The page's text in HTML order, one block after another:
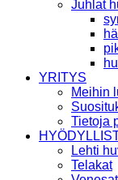
Juhlat
YRITYS
Meihin
Tietoja
Lehti
Telakat